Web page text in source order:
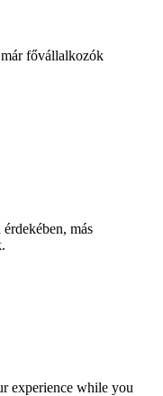
már fővállalkozók
más
experience while you